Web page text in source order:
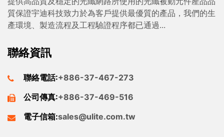
質保證宇迪科技致力於為客戶提供最優質的產品，我們的生
產環境、製造流程及工程驗證程序都已通過...
聯絡資訊
聯絡電話:+886-37-467-273
公司傳真:+886-37-469-516
電子信箱:sales@ulite.com.tw